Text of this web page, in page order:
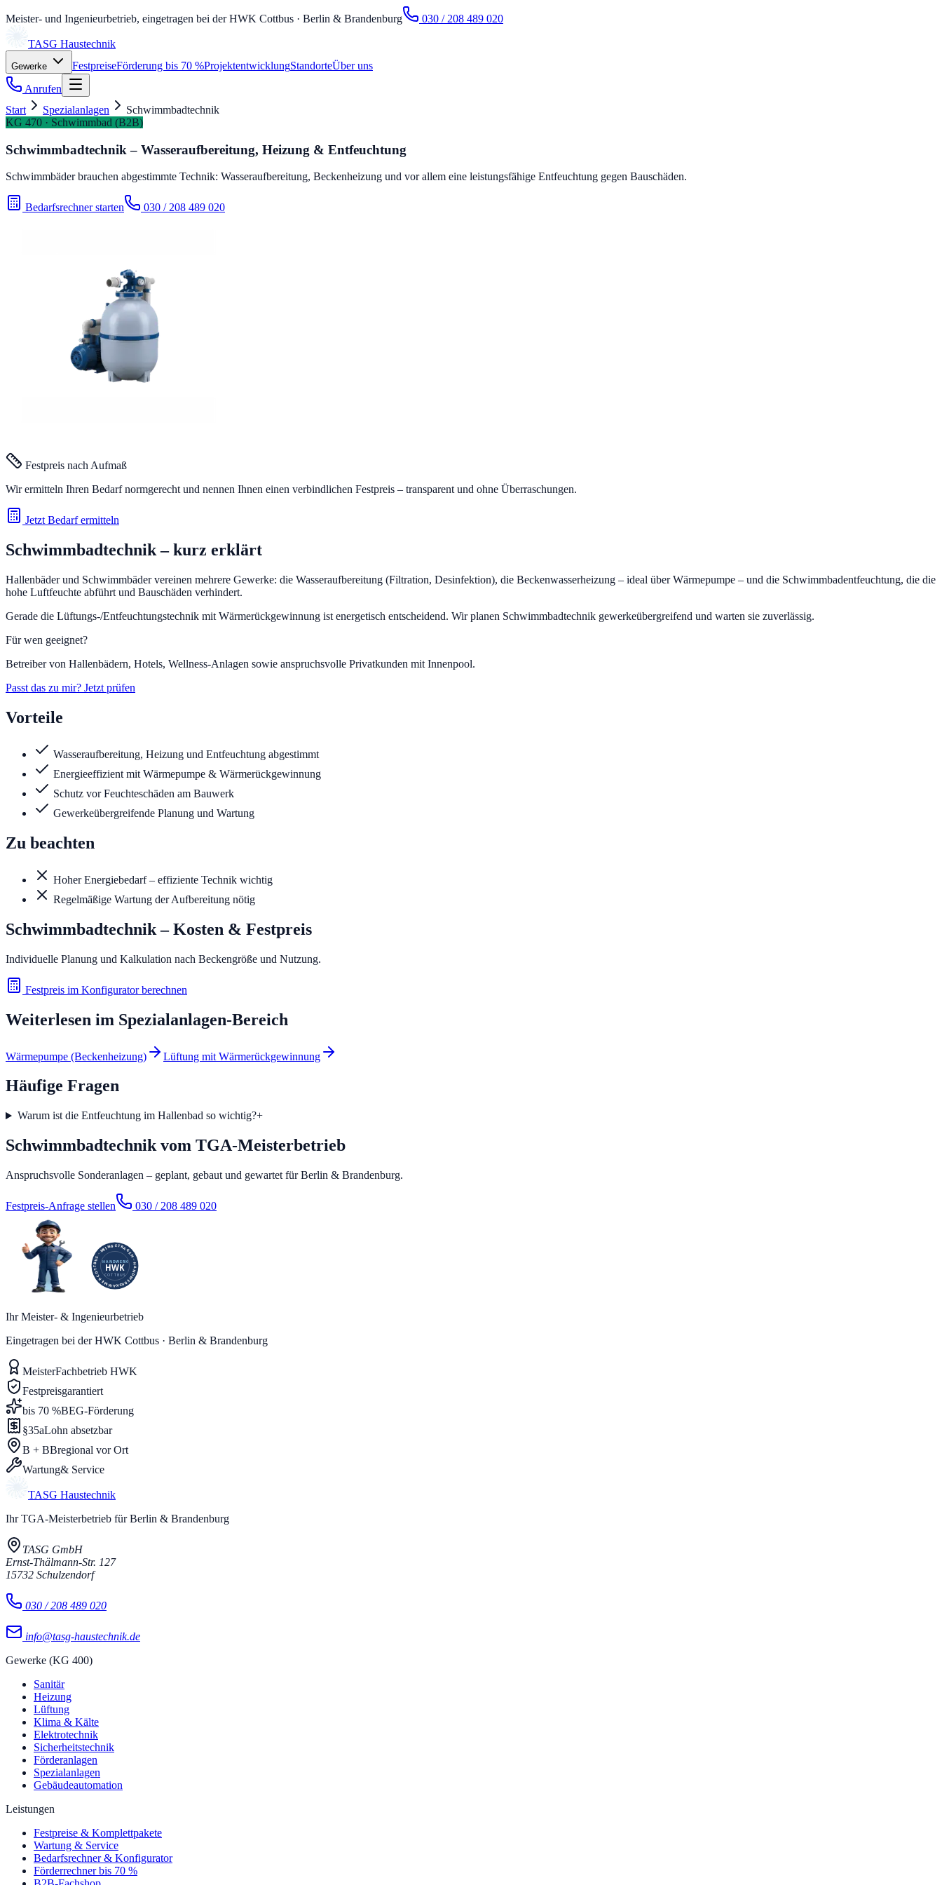
Meister- und Ingenieurbetrieb, eingetragen bei der HWK Cottbus · Berlin & Brandenburg 030 / 208 489 020
TASG Haustechnik
Gewerke FestpreiseFörderung bis 70 %ProjektentwicklungStandorteÜber uns
Anrufen
Start
Spezialanlagen
Schwimmbadtechnik
KG 470 · Schwimmbad (B2B)
Schwimmbadtechnik – Wasseraufbereitung, Heizung & Entfeuchtung
Schwimmbäder brauchen abgestimmte Technik: Wasseraufbereitung, Beckenheizung und vor allem eine leistungsfähige Entfeuchtung gegen Bauschäden.
Bedarfsrechner starten 030 / 208 489 020
Festpreis nach Aufmaß
Wir ermitteln Ihren Bedarf normgerecht und nennen Ihnen einen verbindlichen Festpreis – transparent und ohne Überraschungen.
Jetzt Bedarf ermitteln
Schwimmbadtechnik– kurz erklärt
Hallenbäder und Schwimmbäder vereinen mehrere Gewerke: die Wasseraufbereitung (Filtration, Desinfektion), die Beckenwasserheizung – ideal über Wärmepumpe – und die Schwimmbadentfeuchtung, die die
hohe Luftfeuchte abführt und Bauschäden verhindert.
Gerade die Lüftungs-/Entfeuchtungstechnik mit Wärmerückgewinnung ist energetisch entscheidend. Wir planen Schwimmbadtechnik gewerkeübergreifend und warten sie zuverlässig.
Für wen geeignet?
Betreiber von Hallenbädern, Hotels, Wellness-Anlagen sowie anspruchsvolle Privatkunden mit Innenpool.
Passt das zu mir? Jetzt prüfen
Vorteile
Wasseraufbereitung, Heizung und Entfeuchtung abgestimmt
Energieeffizient mit Wärmepumpe & Wärmerückgewinnung
Schutz vor Feuchteschäden am Bauwerk
Gewerkeübergreifende Planung und Wartung
Zu beachten
Hoher Energiebedarf – effiziente Technik wichtig
Regelmäßige Wartung der Aufbereitung nötig
Schwimmbadtechnik– Kosten & Festpreis
Individuelle Planung und Kalkulation nach Beckengröße und Nutzung.
Festpreis im Konfigurator berechnen
Weiterlesen im Spezialanlagen-Bereich
Wärmepumpe (Beckenheizung) Lüftung mit Wärmerückgewinnung
Häufige Fragen
Warum ist die Entfeuchtung im Hallenbad so wichtig?+
Schwimmbadtechnik vom TGA-Meisterbetrieb
Anspruchsvolle Sonderanlagen – geplant, gebaut und gewartet für Berlin & Brandenburg.
Festpreis-Anfrage stellen 030 / 208 489 020
Ihr Meister- & Ingenieurbetrieb
Eingetragen bei der HWK Cottbus · Berlin & Brandenburg
MeisterFachbetrieb HWK
Festpreisgarantiert
bis 70 %BEG-Förderung
§35aLohn absetzbar
B + BBregional vor Ort
Wartung& Service
TASG Haustechnik
Ihr TGA-Meisterbetrieb für Berlin & Brandenburg
TASG GmbH
Ernst-Thälmann-Str. 127
15732 Schulzendorf
030 / 208 489 020
info@tasg-haustechnik.de
Gewerke (KG 400)
Sanitär
Heizung
Lüftung
Klima & Kälte
Elektrotechnik
Sicherheitstechnik
Förderanlagen
Spezialanlagen
Gebäudeautomation
Leistungen
Festpreise & Komplettpakete
Wartung & Service
Bedarfsrechner & Konfigurator
Förderrechner bis 70 %